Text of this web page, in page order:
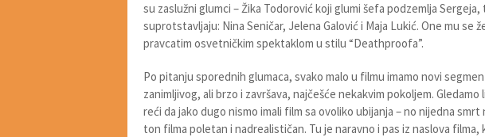
su zaslužni glumci – Žika Todorović koji glumi šefa podzemlja
suprotstavljaju: Nina Seničar, Jelena Galović i Maja Lukić. One mu se
pravcatim osvetničkim spektaklom u stilu “Deathproofa”.
Po pitanju sporednih glumaca, svako malo u filmu imamo novi
zanimljivog, ali brzo i završava, najčešće nekakvim pokoljem.
reći da jako dugo nismo imali film sa ovoliko ubijanja – no nijedna
ton filma poletan i nadrealističan. Tu je naravno i pas iz naslova filma,